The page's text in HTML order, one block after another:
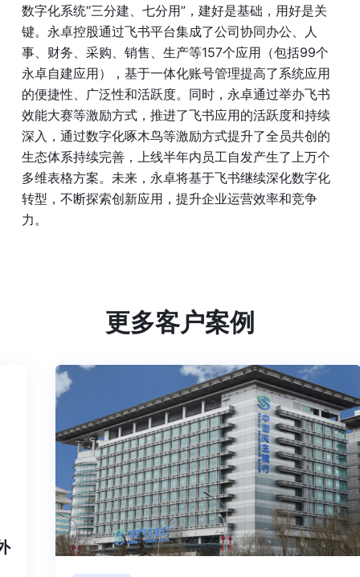
数字化系统“三分建、七分用”，建好是基础，用好是关
键。永卓控股通过飞书平台集成了公司协同办公、人
事、财务、采购、销售、生产等157个应用（包括99个
永卓自建应用），基于一体化账号管理提高了系统应用
的便捷性、广泛性和活跃度。同时，永卓通过举办飞书
效能大赛等激励方式，推进了飞书应用的活跃度和持续
深入，通过数字化啄木鸟等激励方式提升了全员共创的
生态体系持续完善，上线半年内员工自发产生了上万个
多维表格方案。未来，永卓将基于飞书继续深化数字化
转型，不断探索创新应用，提升企业运营效率和竞争
力。
更多客户案例
外